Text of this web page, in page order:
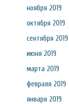
ноября 2019
октября 2019
сентября 2019
июня 2019
марта 2019
февраля 2019
января 2019